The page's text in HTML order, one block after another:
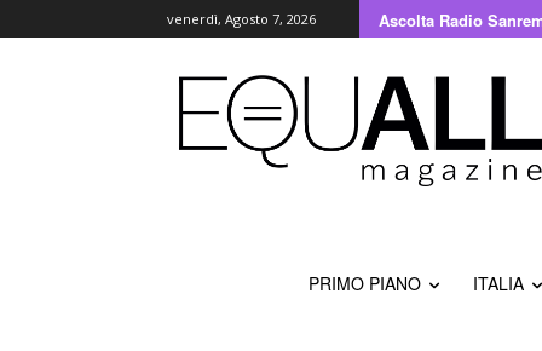
venerdì, Agosto 7, 2026 Ascolta Radio
PRIMO PIANO ITALIA